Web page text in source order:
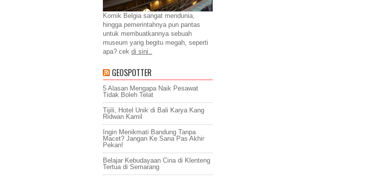
Komik Belgia sangat mendunia,
hingga pemerintahnya pun pantas
untuk membuatkannya sebuah
museum yang begitu megah, seperti
apa? cek di sini..
GEOSPOTTER
5 Alasan Mengapa Naik Pesawat
Tidak Boleh Telat
Tijili, Hotel Unik di Bali Karya Kang
Ridwan Kamil
Ingin Menikmati Bandung Tanpa
Macet? Jangan Ke Sana Pas Akhir
Pekan!
Belajar Kebudayaan Cina di Klenteng
Tertua di Semarang